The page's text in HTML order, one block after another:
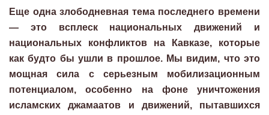
Еще одна злободневная тема последнего времени
— это всплеск национальных движений и
национальных конфликтов на Кавказе, которые
как будто бы ушли в прошлое. Мы видим, что это
мощная сила с серьезным мобилизационным
потенциалом, особенно на фоне уничтожения
исламских джамаатов и движений, пытавшихся